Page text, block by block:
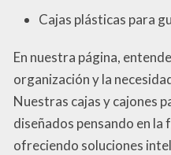
Cajas plásticas para
En nuestra página,
organización y la
Nuestras cajas y cajones
diseñados pensando en la
ofreciendo soluciones